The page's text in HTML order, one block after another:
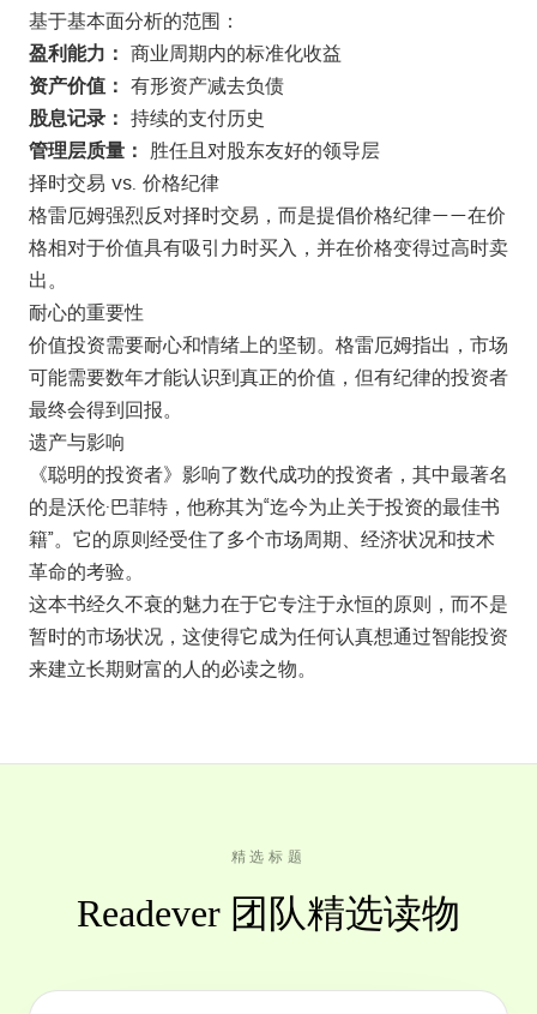
基于基本面分析的范围：
盈利能力：
商业周期内的标准化收益
资产价值：
有形资产减去负债
股息记录：
持续的支付历史
管理层质量：
胜任且对股东友好的领导层
择时交易 vs. 价格纪律
格雷厄姆强烈反对择时交易，而是提倡价格纪律——在价
格相对于价值具有吸引力时买入，并在价格变得过高时卖
出。
耐心的重要性
价值投资需要耐心和情绪上的坚韧。格雷厄姆指出，市场
可能需要数年才能认识到真正的价值，但有纪律的投资者
最终会得到回报。
遗产与影响
《聪明的投资者》影响了数代成功的投资者，其中最著名
的是沃伦·巴菲特，他称其为“迄今为止关于投资的最佳书
籍”。它的原则经受住了多个市场周期、经济状况和技术
革命的考验。
这本书经久不衰的魅力在于它专注于永恒的原则，而不是
暂时的市场状况，这使得它成为任何认真想通过智能投资
来建立长期财富的人的必读之物。
精选标题
Readever 团队精选读物